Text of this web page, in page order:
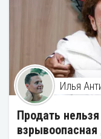
Илья
Продать